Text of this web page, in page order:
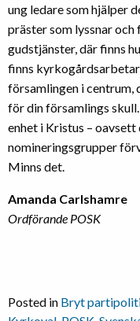
ung ledare som hjälper
präster som lyssnar
gudstjänster, där finns
finns
församlingen i centrum,
för din församlings
enhet i Kristus –
nomineringsgrupper
Minns det.
Amanda Carlshamre
Ordförande POSK
Posted in Bryt